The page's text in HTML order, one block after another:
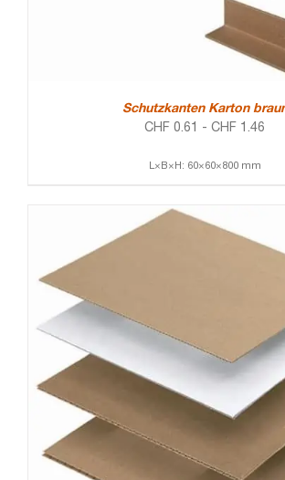
Schutzkanten Karton
CHF 0.61 - CHF 1.46
L×B×H: 60×60×800 mm